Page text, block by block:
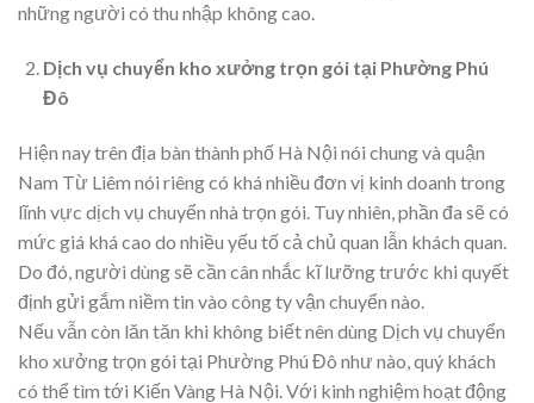
những người có thu nhập không cao.
Dịch vụ chuyển kho xưởng trọn gói tại Phường Phú
Đô
Hiện nay trên địa bàn thành phố Hà Nội nói chung và quận
Nam Từ Liêm nói riêng có khá nhiều đơn vị kinh doanh trong
lĩnh vực dịch vụ chuyển nhà trọn gói. Tuy nhiên, phần đa sẽ có
mức giá khá cao do nhiều yếu tố cả chủ quan lẫn khách quan.
Do đó, người dùng sẽ cần cân nhắc kĩ lưỡng trước khi quyết
định gửi gắm niềm tin vào công ty vận chuyển nào.
Nếu vẫn còn lăn tăn khi không biết nên dùng Dịch vụ chuyển
kho xưởng trọn gói tại Phường Phú Đô như nào, quý khách
có thể tìm tới Kiến Vàng Hà Nội. Với kinh nghiệm hoạt động